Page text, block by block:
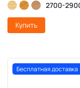
2700-
Купить
Бесплатная доставка